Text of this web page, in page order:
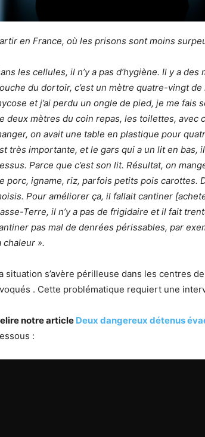
en France, où les prisons sont moins
les cellules, il n’y a pas d’hygiène. Il y a
du dortoir, c’est un mètre quatre-vingt
et j’ai perdu un ongle de pied, je me
deux mètres du coin repas, les toilettes, avec
on avait une table en plastique pour
très importante, et le gars qui a un lit en bas, il
Parce que c’est son lit. Résultat, on
porc, igname, riz, parfois petits pois carottes.
Pour améliorer ça, il fallait cantiner
Terre, il n’y a pas de frigidaire et il fait
pas mal de denrées périssables, par
chaleur ».
situation s’avère périlleuse dans les centres
. Cette problématique requiert une
notre article Deux dangereux détenus
: